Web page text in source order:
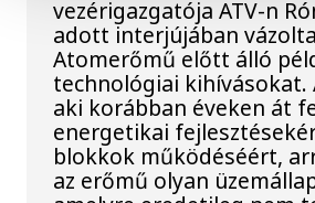
vezérigazgatója ATV-n
adott interjújában
Atomerőmű előtt álló
technológiai kihívásokat.
aki korábban éveken át
energetikai
blokkok működéséért,
az erőmű olyan